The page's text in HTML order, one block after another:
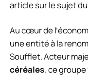
article sur le sujet
Au cœur de
une entité à la
Soufflet. Acteur
céréales, ce